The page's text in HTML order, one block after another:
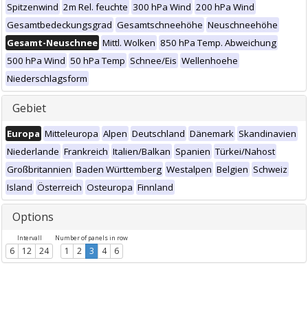
Spitzenwind 2m Rel. feuchte 300 hPa Wind 200 hPa Wind
Gesamtbedeckungsgrad Gesamtschneehöhe Neuschneehöhe
Gesamt-Neuschnee Mittl. Wolken 850 hPa Temp. Abweichung
500 hPa Wind 50 hPa Temp Schnee/Eis Wellenhoehe
Niederschlagsform
Gebiet
Europa Mitteleuropa Alpen Deutschland Dänemark Skandinavien
Niederlande Frankreich Italien/Balkan Spanien Türkei/Nahost
Großbritannien Baden Württemberg Westalpen Belgien Schweiz
Island Österreich Osteuropa Finnland
Options
Intervall
6 12 24
Number of panels in row
1 2 3 4 6